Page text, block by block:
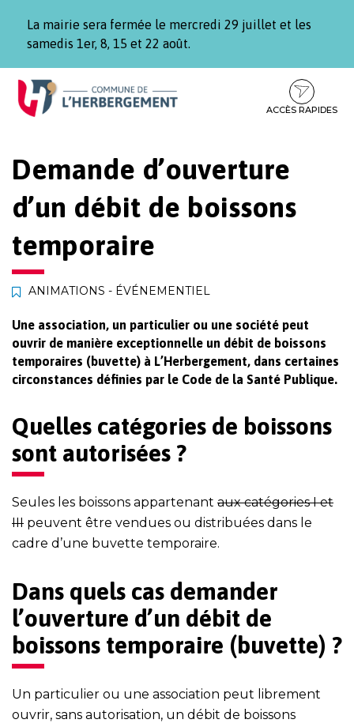
La mairie sera fermée le mercredi 29 juillet et les
samedis 1er, 8, 15 et 22 août.
Aller
Aller
contenu
Aller
pied
ACCÈS RAPIDES
Demande d’ouverture
d’un débit de boissons
temporaire
ANIMATIONS - ÉVÉNEMENTIEL
Une association, un particulier ou une société peut
ouvrir de manière exceptionnelle un débit de boissons
temporaires (buvette) à L’Herbergement, dans certaines
circonstances définies par le Code de la Santé Publique.
Quelles catégories de boissons
sont autorisées ?
Seules les boissons appartenant aux catégories I et
III peuvent être vendues ou distribuées dans le
cadre d’une buvette temporaire.
Dans quels cas demander
l’ouverture d’un débit de
boissons temporaire (buvette) ?
Un particulier ou une association peut librement
ouvrir, sans autorisation, un débit de boissons